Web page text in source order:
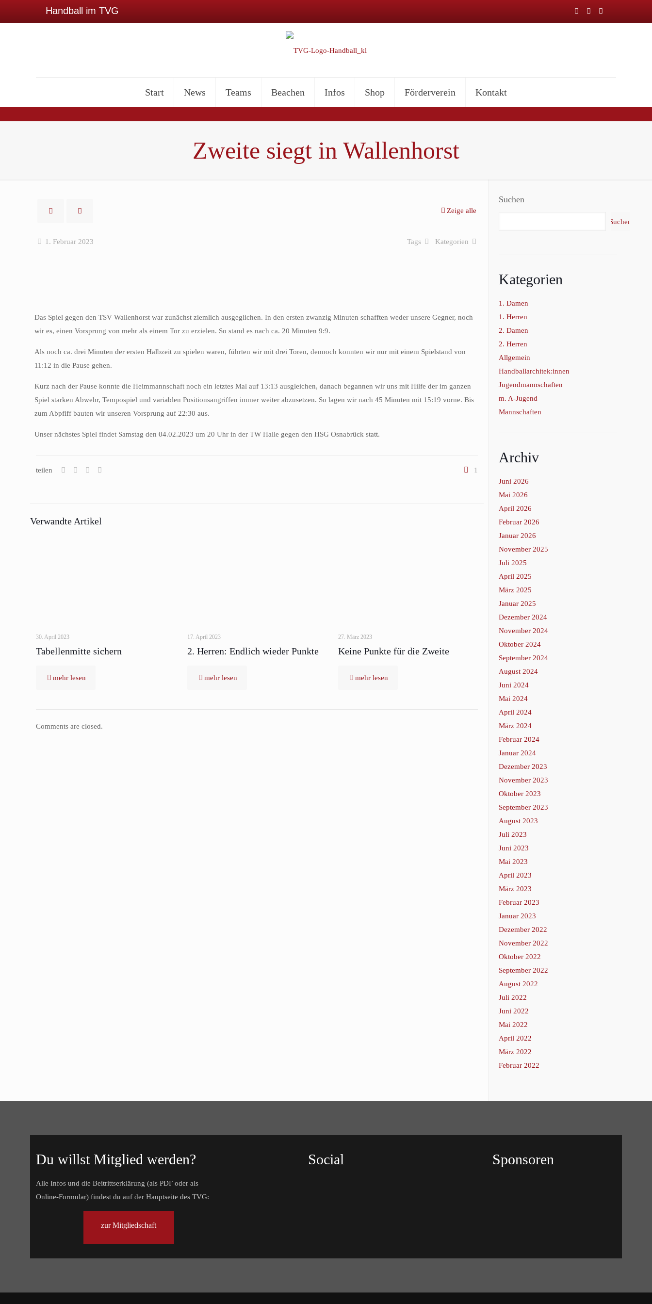
Handball im TVG
Start News Teams Beachen Infos Shop Förderverein Kontakt
Zweite siegt in Wallenhorst
Zeige alle
1. Februar 2023 Kategorien
Tags
Das Spiel gegen den TSV Wallenhorst war zunächst ziemlich ausgeglichen. In den ersten zwanzig Minuten schafften weder unsere Gegner, noch
wir es, einen Vorsprung von mehr als einem Tor zu erzielen. So stand es nach ca. 20 Minuten 9:9.
Als noch ca. drei Minuten der ersten Halbzeit zu spielen waren, führten wir mit drei Toren, dennoch konnten wir nur mit einem Spielstand von
11:12 in die Pause gehen.
Kurz nach der Pause konnte die Heimmannschaft noch ein letztes Mal auf 13:13 ausgleichen, danach begannen wir uns mit Hilfe der im ganzen
Spiel starken Abwehr, Tempospiel und variablen Positionsangriffen immer weiter abzusetzen. So lagen wir nach 45 Minuten mit 15:19 vorne. Bis
zum Abpfiff bauten wir unseren Vorsprung auf 22:30 aus.
Unser nächstes Spiel findet Samstag den 04.02.2023 um 20 Uhr in der TW Halle gegen den HSG Osnabrück statt.
teilen 1
Verwandte Artikel
30. April 2023
Tabellenmitte sichern
mehr lesen
17. April 2023
2. Herren: Endlich wieder Punkte
mehr lesen
27. März 2023
Keine Punkte für die Zweite
mehr lesen
Comments are closed.
Suchen
Suchen
Kategorien
1. Damen
1. Herren
2. Damen
2. Herren
Allgemein
Handballarchitek:innen
Jugendmannschaften
m. A-Jugend
Mannschaften
Archiv
Juni 2026
Mai 2026
April 2026
Februar 2026
Januar 2026
November 2025
Juli 2025
April 2025
März 2025
Januar 2025
Dezember 2024
November 2024
Oktober 2024
September 2024
August 2024
Juni 2024
Mai 2024
April 2024
März 2024
Februar 2024
Januar 2024
Dezember 2023
November 2023
Oktober 2023
September 2023
August 2023
Juli 2023
Juni 2023
Mai 2023
April 2023
März 2023
Februar 2023
Januar 2023
Dezember 2022
November 2022
Oktober 2022
September 2022
August 2022
Juli 2022
Juni 2022
Mai 2022
April 2022
März 2022
Februar 2022
Du willst Mitglied werden?
Alle Infos und die Beitrittserklärung (als PDF oder als
Online-Formular) findest du auf der Hauptseite des TVG:
zur Mitgliedschaft
Social Sponsoren